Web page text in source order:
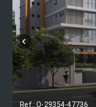
Ref.: O-29354-47736